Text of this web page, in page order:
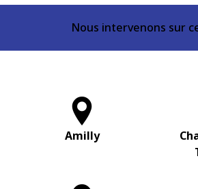
Nous intervenons sur
Amilly